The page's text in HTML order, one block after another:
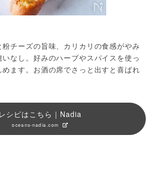
チーズの旨味、カリカリの食感がやみ
なし。好みのハーブやスパイスを使っ
ます。お酒の席でさっと出すと喜ばれ
レシピはこちら｜Nadia
oceans-nadia.com